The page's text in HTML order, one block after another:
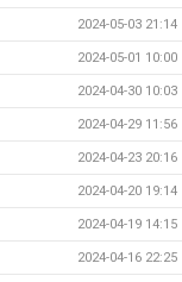
2024-05-03 21:14
2024-05-01 10:00
2024-04-30 10:03
2024-04-29 11:56
2024-04-23 20:16
2024-04-20 19:14
2024-04-19 14:15
2024-04-16 22:25